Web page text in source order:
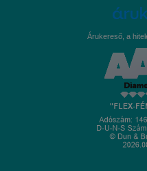
Árukereső, a